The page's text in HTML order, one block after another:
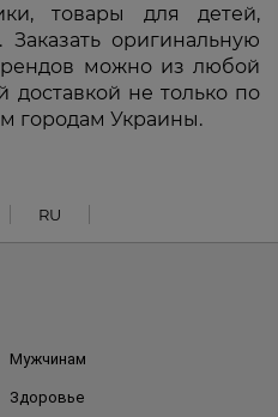
товары для детей,
Заказать оригинальную
можно из любой
доставкой не только по
городам Украины.
RU
Мужчинам
Здоровье